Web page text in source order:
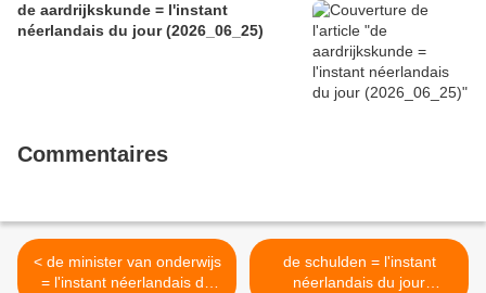
de aardrijkskunde = l'instant
néerlandais du jour (2026_06_25)
Commentaires
< de minister van onderwijs
= l'instant néerlandais du
de schulden = l'instant
néerlandais du jour